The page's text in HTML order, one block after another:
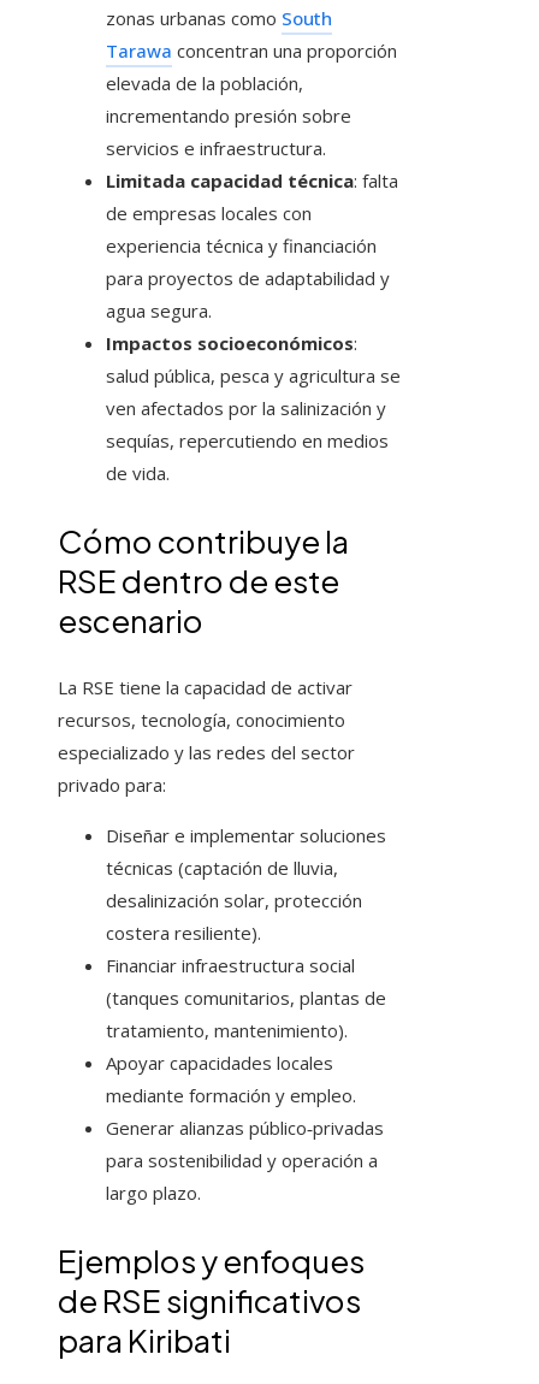
zonas urbanas como South
Tarawa concentran una proporción
elevada de la población,
incrementando presión sobre
servicios e infraestructura.
Limitada capacidad técnica: falta
de empresas locales con
experiencia técnica y financiación
para proyectos de adaptabilidad y
agua segura.
Impactos socioeconómicos:
salud pública, pesca y agricultura se
ven afectados por la salinización y
sequías, repercutiendo en medios
de vida.
Cómo contribuye la
RSE dentro de este
escenario
La RSE tiene la capacidad de activar
recursos, tecnología, conocimiento
especializado y las redes del sector
privado para:
Diseñar e implementar soluciones
técnicas (captación de lluvia,
desalinización solar, protección
costera resiliente).
Financiar infraestructura social
(tanques comunitarios, plantas de
tratamiento, mantenimiento).
Apoyar capacidades locales
mediante formación y empleo.
Generar alianzas público‑privadas
para sostenibilidad y operación a
largo plazo.
Ejemplos y enfoques
de RSE significativos
para Kiribati